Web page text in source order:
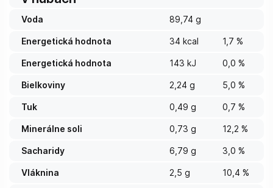
Voda
89,74 g
Energetická hodnota
34 kcal
1,7 %
Energetická hodnota
143 kJ
0,0 %
Bielkoviny
2,24 g
5,0 %
Tuk
0,49 g
0,7 %
Minerálne soli
0,73 g
12,2 %
Sacharidy
6,79 g
3,0 %
Vláknina
2,5 g
10,4 %